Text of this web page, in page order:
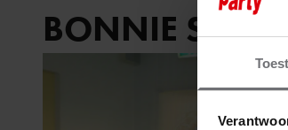
BONNIE ST.